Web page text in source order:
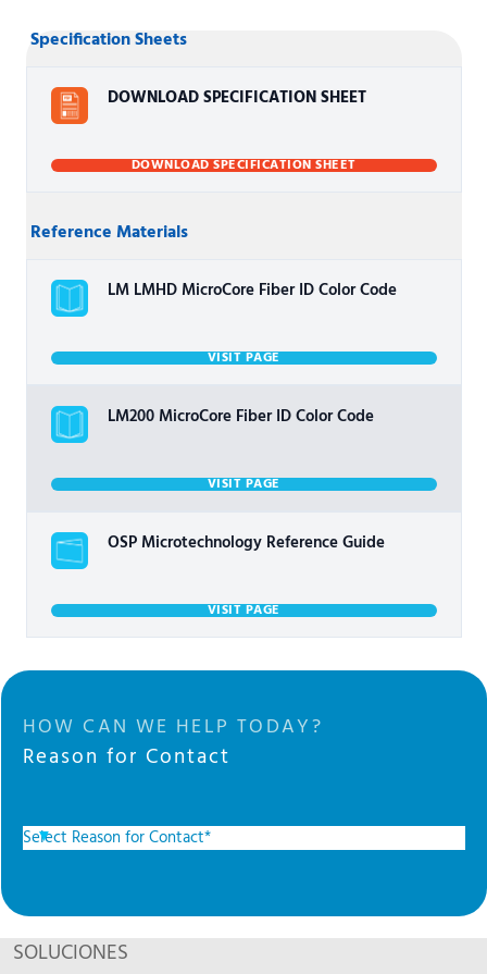
Specification Sheets
DOWNLOAD SPECIFICATION SHEET
DOWNLOAD SPECIFICATION SHEET
Reference Materials
LM LMHD MicroCore Fiber ID Color Code
VISIT PAGE
LM200 MicroCore Fiber ID Color Code
VISIT PAGE
OSP Microtechnology Reference Guide
VISIT PAGE
HOW CAN WE HELP TODAY?
Reason for Contact
SOLUCIONES